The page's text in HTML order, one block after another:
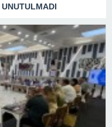
UNUTULMADI